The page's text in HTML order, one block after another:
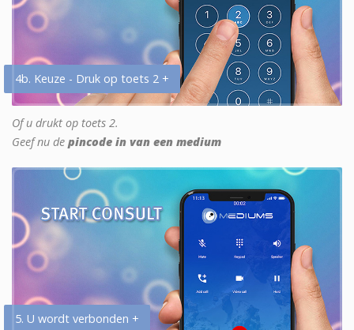
4b. Keuze - Druk op toets 2 +
Of u drukt op toets 2.
Geef nu de pincode in van een medium
5. U wordt verbonden +